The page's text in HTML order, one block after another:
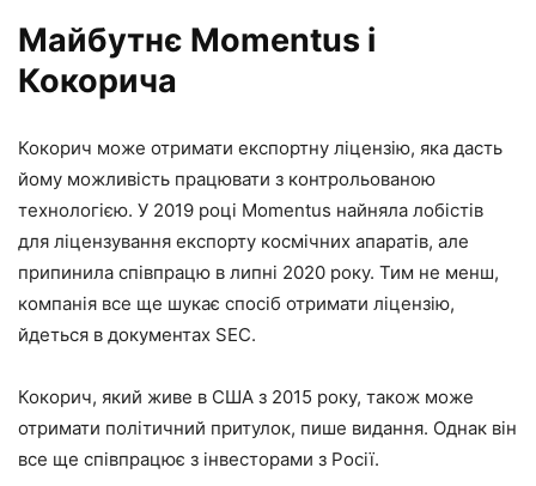
Майбутнє Momentus і
Кокорича
Кокорич може отримати експортну ліцензію, яка дасть
йому можливість працювати з контрольованою
технологією. У 2019 році Momentus найняла лобістів
для ліцензування експорту космічних апаратів, але
припинила співпрацю в липні 2020 року. Тим не менш,
компанія все ще шукає спосіб отримати ліцензію,
йдеться в документах SEC.
Кокорич, який живе в США з 2015 року, також може
отримати політичний притулок, пише видання. Однак він
все ще співпрацює з інвесторами з Росії.